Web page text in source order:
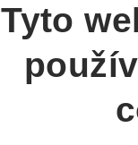
Tyto